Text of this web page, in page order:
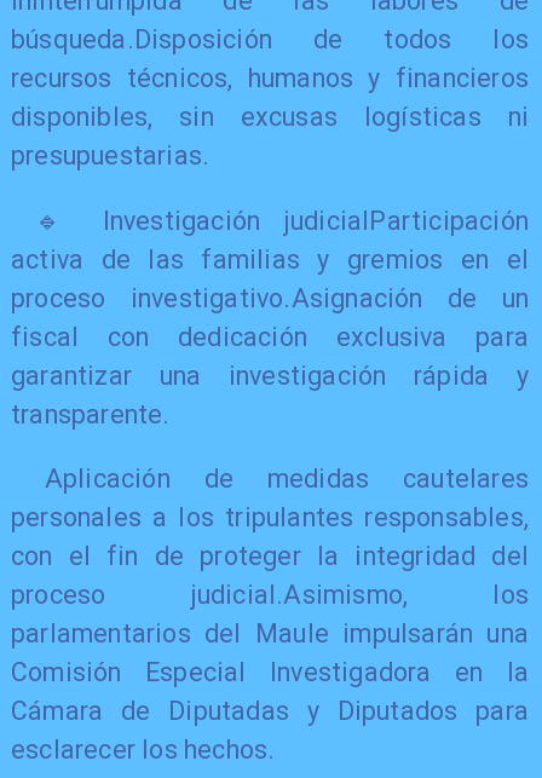
búsqueda.Disposición de todos los
recursos técnicos, humanos y financieros
disponibles, sin excusas logísticas ni
presupuestarias.
🔹 Investigación judicialParticipación
activa de las familias y gremios en el
proceso investigativo.Asignación de un
fiscal con dedicación exclusiva para
garantizar una investigación rápida y
transparente.
Aplicación de medidas cautelares
personales a los tripulantes responsables,
con el fin de proteger la integridad del
proceso judicial.Asimismo, los
parlamentarios del Maule impulsarán una
Comisión Especial Investigadora en la
Cámara de Diputadas y Diputados para
esclarecer los hechos.